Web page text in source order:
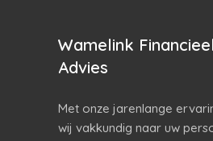
Wamelink Financieel
Advies
Met onze jarenlange
wij vakkundig naar uw